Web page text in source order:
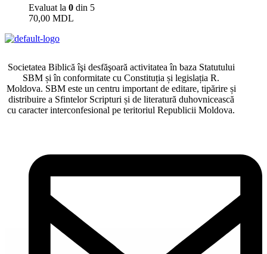
Evaluat la 0 din 5
70,00 MDL
Societatea Biblică îşi desfăşoară activitatea în baza Statutului
SBM și în conformitate cu Constituția și legislația R.
Moldova. SBM este un centru important de editare, tipărire și
distribuire a Sfintelor Scripturi și de literatură duhovnicească
cu caracter interconfesional pe teritoriul Republicii Moldova.